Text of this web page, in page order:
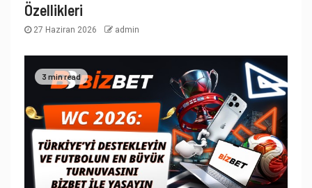
Özellikleri
27 Haziran 2026 admin
3 min read